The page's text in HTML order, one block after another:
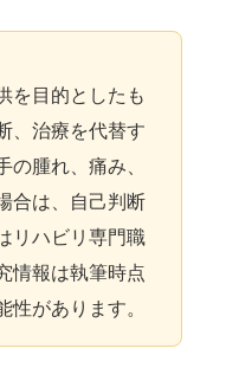
を目的としたも
、治療を代替す
の腫れ、痛み、
合は、自己判断
リハビリ専門職
情報は執筆時点
性があります。